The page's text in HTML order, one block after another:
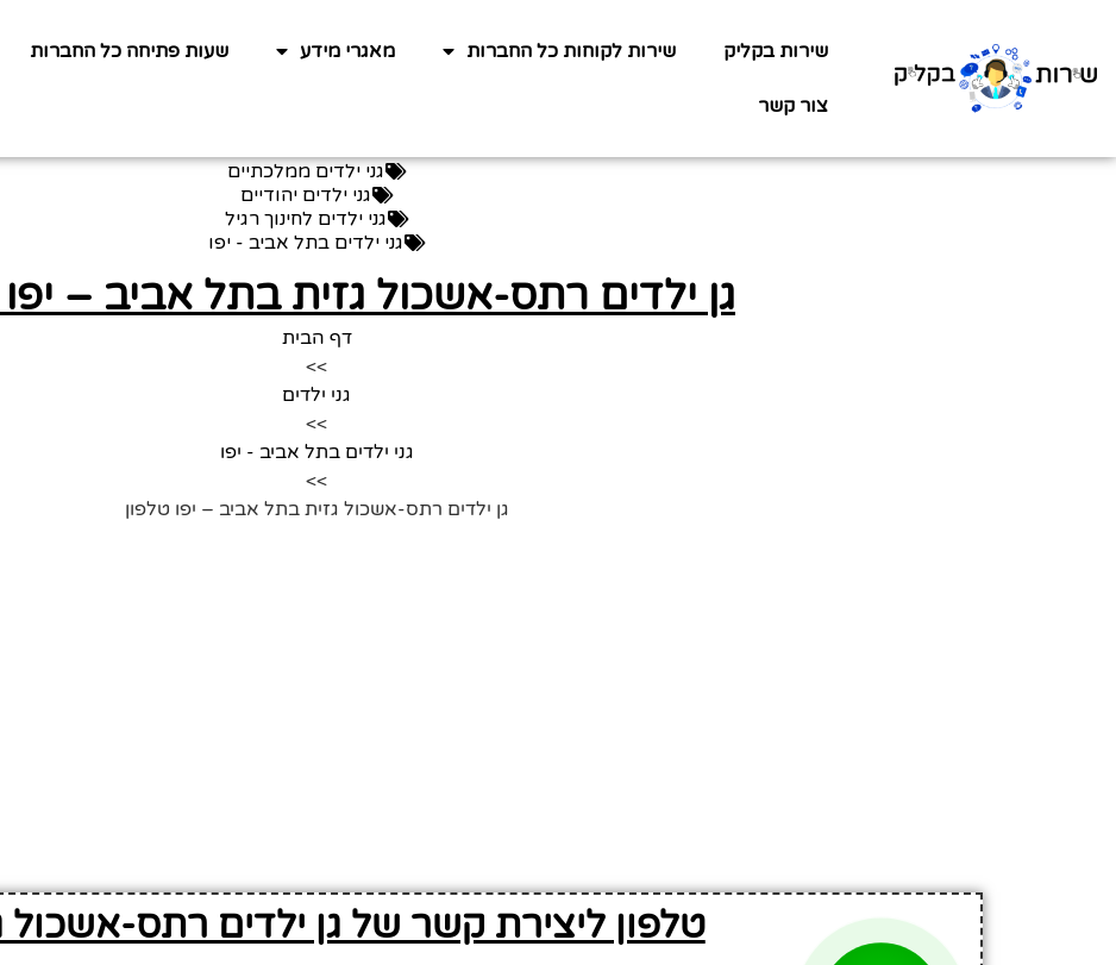
שירות בקליק שירות לקוחות כל החברות מאגרי מידע שעות פתיחה כל החברות
צור קשר
גני ילדים ממלכתיים
גני ילדים יהודיים
גני ילדים לחינוך רגיל
גני ילדים בתל אביב - יפו
גן ילדים רתס-אשכול גזית בתל אביב – יפו
דף הבית
>>
גני ילדים
>>
גני ילדים בתל אביב - יפו
>>
גן ילדים רתס-אשכול גזית בתל אביב – יפו טלפון
טלפון ליצירת קשר של גן ילדים רתס-אשכול